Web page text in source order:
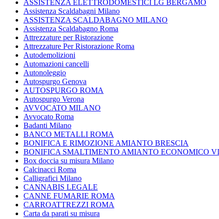
ASSISTENZA ELETTRODOMESTICI LG BERGAMO
Assistenza Scaldabagni Milano
ASSISTENZA SCALDABAGNO MILANO
Assistenza Scaldabagno Roma
Attrezzature per Ristorazione
Attrezzature Per Ristorazione Roma
Autodemolizioni
Automazioni cancelli
Autonoleggio
Autospurgo Genova
AUTOSPURGO ROMA
Autospurgo Verona
AVVOCATO MILANO
Avvocato Roma
Badanti Milano
BANCO METALLI ROMA
BONIFICA E RIMOZIONE AMIANTO BRESCIA
BONIFICA SMALTIMENTO AMIANTO ECONOMICO
Box doccia su misura Milano
Calcinacci Roma
Calligrafici Milano
CANNABIS LEGALE
CANNE FUMARIE ROMA
CARROATTREZZI ROMA
Carta da parati su misura